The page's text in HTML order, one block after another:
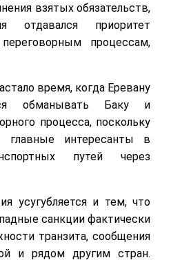
взятых обязательств,
приоритет
процессам,
время, когда Еревану
обманывать Баку и
процесса, поскольку
интересанты в
путей через
усугубляется и тем, что
санкции фактически
транзита, сообщения
и рядом другим стран.